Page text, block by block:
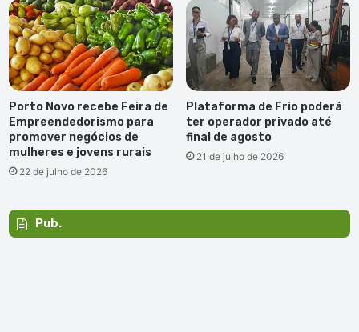
Porto Novo recebe Feira de
Empreendedorismo para
promover negócios de
mulheres e jovens rurais
22 de julho de 2026
Plataforma de Frio poderá
ter operador privado até
final de agosto
21 de julho de 2026
Pub.